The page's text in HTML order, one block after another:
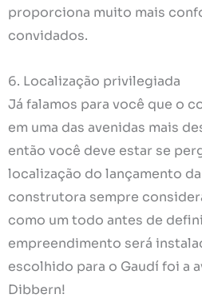
proporciona muito mais
convidados.
6. Localização privilegiada
Já falamos para você que o
em uma das avenidas mais
então você deve estar se
localização do lançamento
construtora sempre
como um todo antes de
empreendimento será
escolhido para o Gaudí foi a
Dibbern!